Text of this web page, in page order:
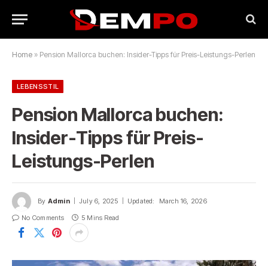
Home » Pension Mallorca buchen: Insider-Tipps für Preis-Leistungs-Perlen
LEBENSSTIL
Pension Mallorca buchen:
Insider-Tipps für Preis-
Leistungs-Perlen
By Admin July 6, 2025 Updated:
March 16, 2026
No Comments
5 Mins Read